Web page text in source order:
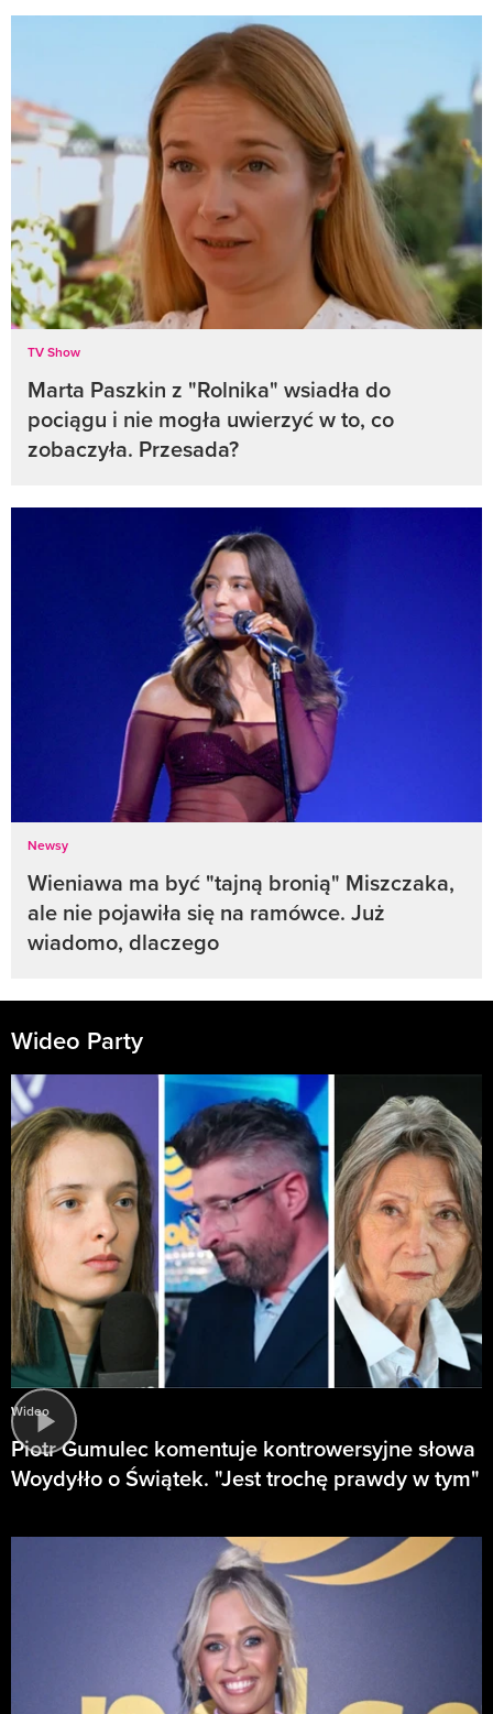
TV Show
Marta Paszkin z "Rolnika" wsiadła do
pociągu i nie mogła uwierzyć w to, co
zobaczyła. Przesada?
Newsy
Wieniawa ma być "tajną bronią" Miszczaka,
ale nie pojawiła się na ramówce. Już
wiadomo, dlaczego
Wideo Party
Wideo
Piotr Gumulec komentuje kontrowersyjne słowa
Woydyłło o Świątek. "Jest trochę prawdy w tym"